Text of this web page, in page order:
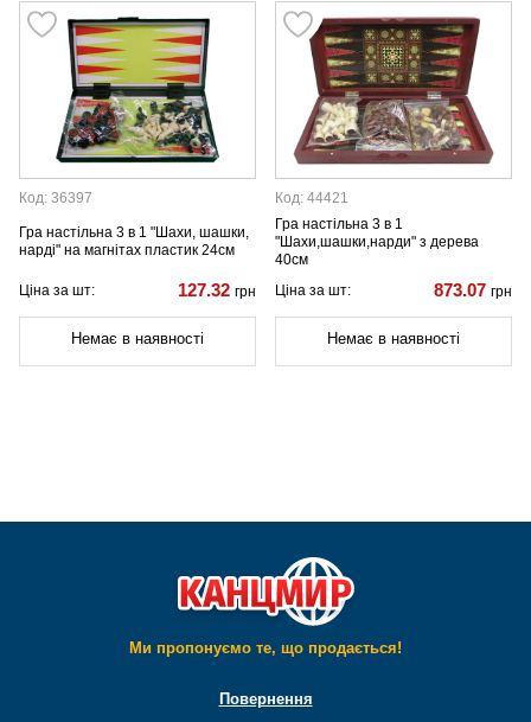
Код: 36397
Гра настільна 3 в 1 "Шахи, шашки,
нарді" на магнітах пластик 24см
Ціна за шт: 127.32 грн
Немає в наявності
Код: 44421
Гра настільна 3 в 1
"Шахи,шашки,нарди" з дерева
40см
Ціна за шт:
873.07 грн
Немає в наявності
Ми пропонуємо те, що продається!
Повернення